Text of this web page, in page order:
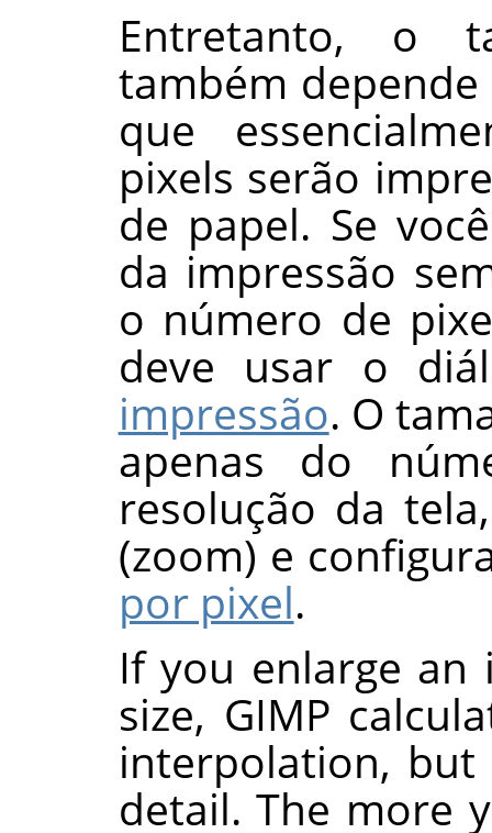
Entretanto, o
também
que
pixels serão
de papel. Se
da impressão
o número de
deve usar o
impressão. O
apenas do
resolução da
(zoom) e
por pixel.
If you enlarge an
size, GIMP
interpolation,
detail. The more